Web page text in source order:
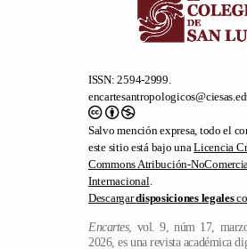
Salvo mención expresa, todo el
este sitio está bajo una
Commons Atribución-
Internacional .
Descargardisposiciones legales
Encartes, vol. 9, núm 17, marzo
libre y publicación semestral
Centro de